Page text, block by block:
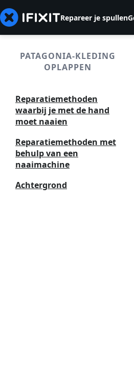
Repareer je spullen
PATAGONIA-KLEDING
OPLAPPEN
Reparatiemethoden
waarbij je met de hand
moet naaien
Reparatiemethoden met
behulp van een
naaimachine
Achtergrond